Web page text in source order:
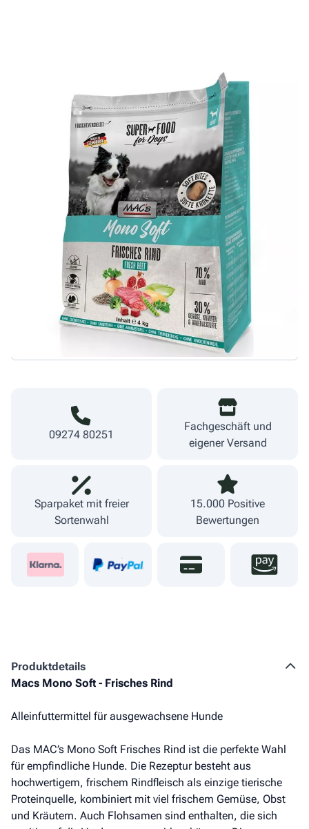
Das MAC’s Mono Soft Frisches Rind ist die perfekte Wahl
für empfindliche Hunde. Die Rezeptur besteht aus
hochwertigem, frischem Rindfleisch als einzige tierische
Proteinquelle. Dieses Futter ist auch sehr gut für
Ausschlussdiäten geeignet.
23,95 €
Menge
Warenkorb
Lieferzeit 1-3 Werktage
09274 80251
Fachgeschäft und
eigener Versand
Sparpaket mit freier
Sortenwahl
15.000 Positive
Bewertungen
Produkt­details
Macs Mono Soft - Frisches Rind
Alleinfuttermittel für ausgewachsene Hunde
Das MAC’s Mono Soft Frisches Rind ist die perfekte Wahl
für empfindliche Hunde. Die Rezeptur besteht aus
hochwertigem, frischem Rindfleisch als einzige tierische
Proteinquelle, kombiniert mit viel frischem Gemüse, Obst
und Kräutern. Auch Flohsamen sind enthalten, die sich